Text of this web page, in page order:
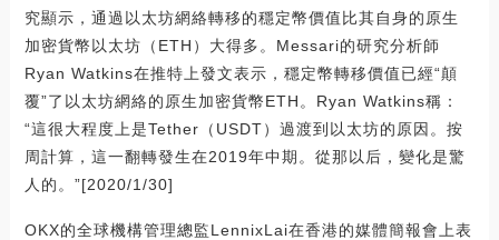
究顯示，通過以太坊網絡轉移的穩定幣價值比其自身的原生
加密貨幣以太坊（ETH）大得多。Messari的研究分析師
Ryan Watkins在推特上發文表示，穩定幣轉移價值已經“顛
覆”了以太坊網絡的原生加密貨幣ETH。Ryan Watkins稱：
“這很大程度上是Tether（USDT）過渡到以太坊的原因。按
周計算，這一翻轉發生在2019年中期。從那以后，變化是驚
人的。”[2020/1/30]
OKX的全球機構管理總監LennixLai在香港的媒體簡報會上表